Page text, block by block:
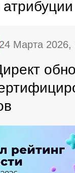
24 Марта 2026,